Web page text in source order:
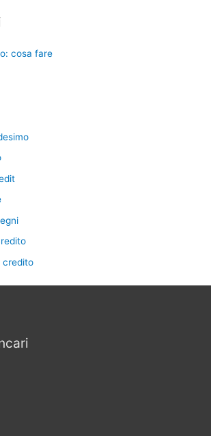
cosa fare
credito